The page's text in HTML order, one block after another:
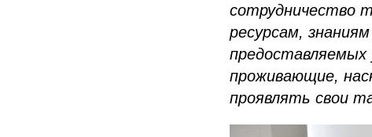
сотрудничество
ресурсам,
предоставляемых
проживающие,
проявлять свои